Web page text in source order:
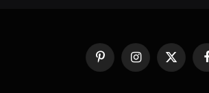
فيسبوك X
(Twitter)
الانستغرامبينتيريست